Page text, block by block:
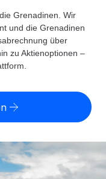
für Niederlassungen
Freelancer:innen
von
der Einstellung
wachsende
und
Grenadinen. Wir
und die Grenadinen
über
zu Aktienoptionen –